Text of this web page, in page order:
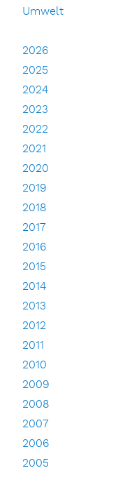
Umwelt
2026
2025
2024
2023
2022
2021
2020
2019
2018
2017
2016
2015
2014
2013
2012
2011
2010
2009
2008
2007
2006
2005